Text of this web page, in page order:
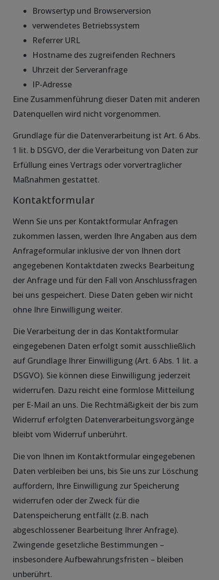
Browsertyp und Browserversion
verwendetes Betriebssystem
Referrer URL
Hostname des zugreifenden Rechners
Uhrzeit der Serveranfrage
IP-Adresse
Eine Zusammenführung dieser Daten mit anderen
Datenquellen wird nicht vorgenommen.
Grundlage für die Datenverarbeitung ist Art. 6 Abs.
1 lit. b DSGVO, der die Verarbeitung von Daten zur
Erfüllung eines Vertrags oder vorvertraglicher
Maßnahmen gestattet.
Kontaktformular
Wenn Sie uns per Kontaktformular Anfragen
zukommen lassen, werden Ihre Angaben aus dem
Anfrageformular inklusive der von Ihnen dort
angegebenen Kontaktdaten zwecks Bearbeitung
der Anfrage und für den Fall von Anschlussfragen
bei uns gespeichert. Diese Daten geben wir nicht
ohne Ihre Einwilligung weiter.
Die Verarbeitung der in das Kontaktformular
eingegebenen Daten erfolgt somit ausschließlich
auf Grundlage Ihrer Einwilligung (Art. 6 Abs. 1 lit. a
DSGVO). Sie können diese Einwilligung jederzeit
widerrufen. Dazu reicht eine formlose Mitteilung
per E-Mail an uns. Die Rechtmäßigkeit der bis zum
Widerruf erfolgten Datenverarbeitungsvorgänge
bleibt vom Widerruf unberührt.
Die von Ihnen im Kontaktformular eingegebenen
Daten verbleiben bei uns, bis Sie uns zur Löschung
auffordern, Ihre Einwilligung zur Speicherung
widerrufen oder der Zweck für die
Datenspeicherung entfällt (z.B. nach
abgeschlossener Bearbeitung Ihrer Anfrage).
Zwingende gesetzliche Bestimmungen –
insbesondere Aufbewahrungsfristen – bleiben
unberührt.